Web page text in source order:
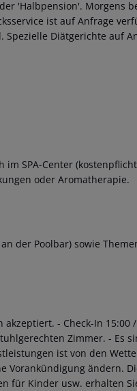
'Halbpension'. Morgens
ist auf Anfrage
Spezielle Diätgerichte auf
im SPA-Center
oder Aromatherapie.
der Poolbar) sowie
akzeptiert. - Check-In 15:00
Zimmer. - Es
ist von den
ändern.
für Kinder usw. erhalten